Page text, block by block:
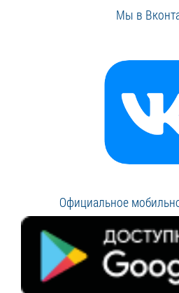
Мы в
Официальное